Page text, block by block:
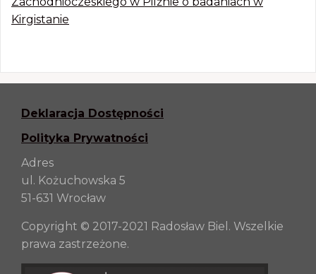
Kirgistanie
Deklaracja Dostępności
Polityka Prywatności
Adres
ul. Kożuchowska 5
51-631 Wrocław
Copyright © 2017-2021 Radosław Biel. Wszelkie
prawa zastrzeżone.